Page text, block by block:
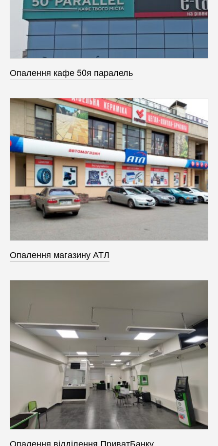
Опалення кафе 50я паралель
Опалення магазину АТЛ
Опалення відділення ПриватБанку